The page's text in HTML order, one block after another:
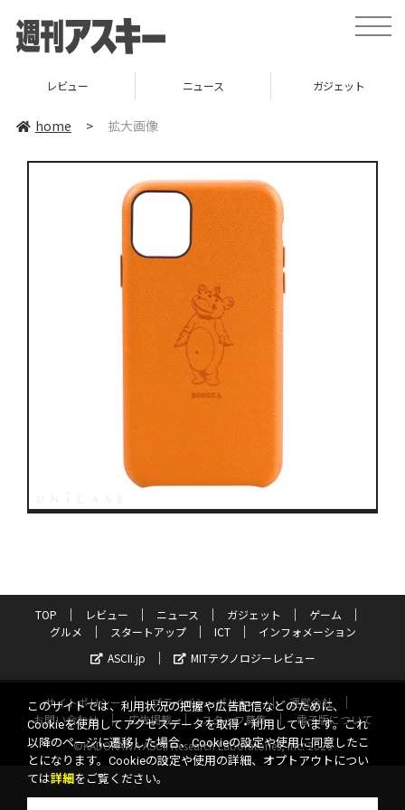
toggle
レビュー ニュース ガジェット
home > 拡大画像
TOP レビュー ニュース ガジェット
ゲーム
グルメ
スタートアップ ICT
インフォメーション
ASCII.jp
MITテクノロジーレビュー
サイトポリシー プライバシーポリシー
運営会社
お問い合わせ
広告掲載 スタッフ募集
電子版について
©KADOKAWA ASCII Research Laboratories, Inc. 2026
このサイトでは、利用状況の把握や広告配信などのために、
Cookieを使用してアクセスデータを取得・利用しています。これ
以降のページに遷移した場合、Cookieの設定や使用に同意したこ
とになります。Cookieの設定や使用の詳細、オプトアウトについ
ては詳細 をご覧ください。